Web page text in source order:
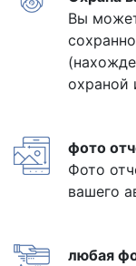
Вы
охраной
фото
Фото
вашего
любая